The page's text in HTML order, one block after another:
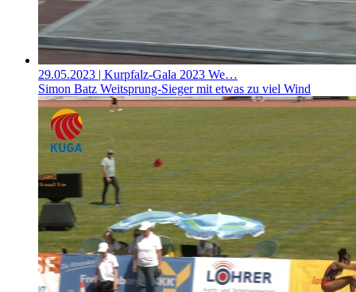
29.05.2023 | Kurpfalz-Gala 2023 We…
Simon Batz Weitsprung-Sieger mit etwas zu viel Wind